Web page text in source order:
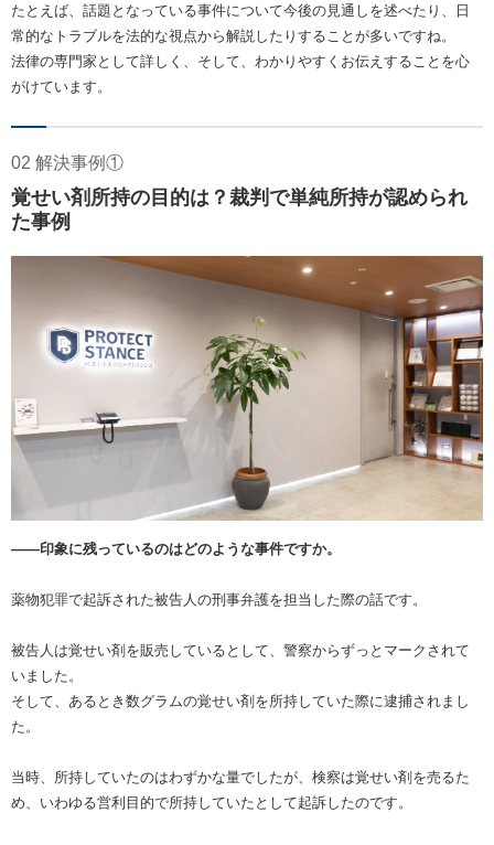
たとえば、話題となっている事件について今後の見通しを述べたり、日
常的なトラブルを法的な視点から解説したりすることが多いですね。
法律の専門家として詳しく、そして、わかりやすくお伝えすることを心
がけています。
02 解決事例①
覚せい剤所持の目的は？裁判で単純所持が認められ
た事例
――印象に残っているのはどのような事件ですか。
薬物犯罪で起訴された被告人の刑事弁護を担当した際の話です。
被告人は覚せい剤を販売しているとして、警察からずっとマークされて
いました。
そして、あるとき数グラムの覚せい剤を所持していた際に逮捕されまし
た。
当時、所持していたのはわずかな量でしたが、検察は覚せい剤を売るた
め、いわゆる営利目的で所持していたとして起訴したのです。